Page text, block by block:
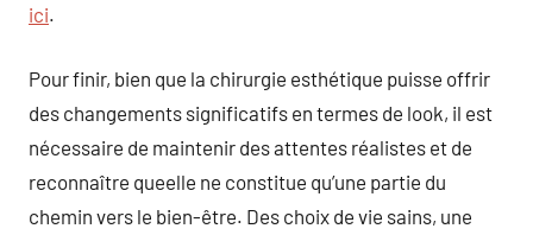
ici.
Pour finir, bien que la chirurgie esthétique puisse offrir
des changements significatifs en termes de look, il est
nécessaire de maintenir des attentes réalistes et de
reconnaître queelle ne constitue qu’une partie du
chemin vers le bien-être. Des choix de vie sains, une